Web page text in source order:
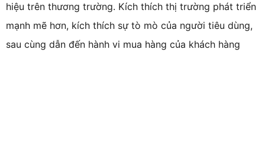
hiệu trên thương trường. Kích thích thị trường phát triển
mạnh mẽ hơn, kích thích sự tò mò của người tiêu dùng,
sau cùng dẫn đến hành vi mua hàng của khách hàng